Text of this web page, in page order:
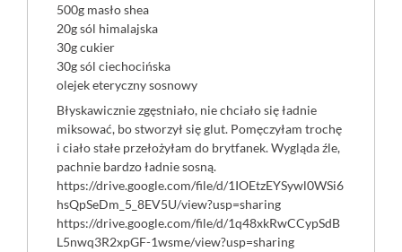
500g masło shea
20g sól himalajska
30g cukier
30g sól ciechocińska
olejek eteryczny sosnowy
Błyskawicznie zgęstniało, nie chciało się ładnie
miksować, bo stworzył się glut. Pomęczyłam trochę
i ciało stałe przełożyłam do brytfanek. Wygląda źle,
pachnie bardzo ładnie sosną.
https://drive.google.com/file/d/1IOEtzEYSywl0WSi6
hsQpSeDm_5_8EV5U/view?usp=sharing
https://drive.google.com/file/d/1q48xkRwCCypSdB
L5nwq3R2xpGF-1wsme/view?usp=sharing